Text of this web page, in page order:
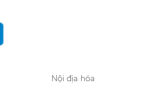
Nội địa hóa